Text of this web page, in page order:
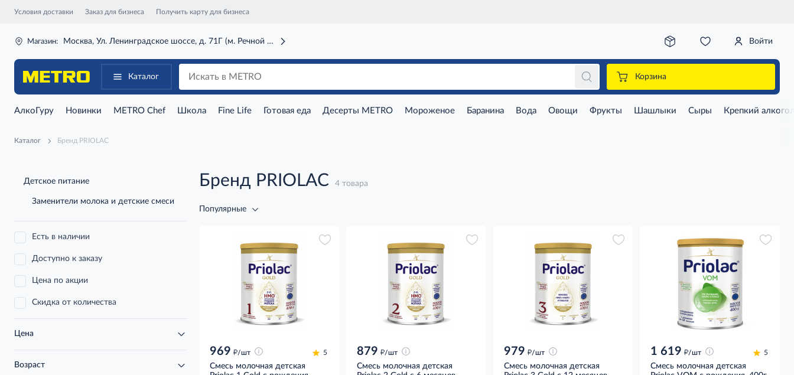
Условия доставки Заказ для бизнеса Получить карту для бизнеса
Магазин: Москва, Ул. Ленинградское шоссе, д. 71Г (м. Речной вокзал) Войти
Каталог Корзина
АлкоГуру Новинки METRO Chef Школа Fine Life Готовая еда Десерты METRO Мороженое Баранина Вода Овощи Фрукты Шашлыки Сыры Крепкий
Каталог Бренд PRIOLAC
Детское питание
Заменители молока и детские смеси
Есть в наличии
Доступно к заказу
Цена по акции
Скидка от количества
Цена
Возраст
Бренд PRIOLAC 4 товара
Популярные
969 д/шт 5
Смесь молочная детская
879 д/шт
Смесь молочная детская
979 д/шт
Смесь молочная детская
1 619 д/шт 5
Смесь молочная детская